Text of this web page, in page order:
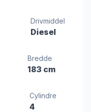
Drivmiddel
Diesel
Bredde
183 cm
Cylindre
4